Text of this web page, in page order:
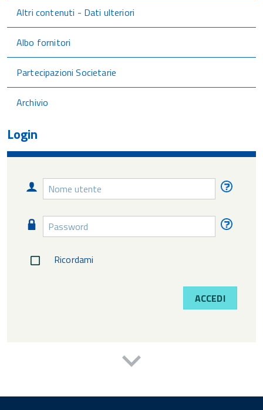
Altri contenuti - Dati ulteriori
Albo fornitori
Partecipazioni Societarie
Archivio
Login
Nome
utente
Password
Ricordami
ACCEDI